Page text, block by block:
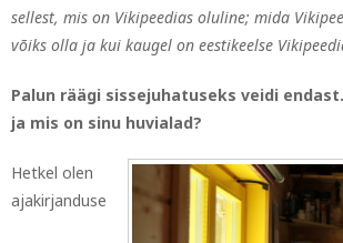
sellest, mis on Vikipeedias oluline; mida
võiks olla ja kui kaugel on eestikeelse
Palun räägi sissejuhatuseks veidi
ja mis on sinu huvialad?
Hetkel olen
ajakirjanduse